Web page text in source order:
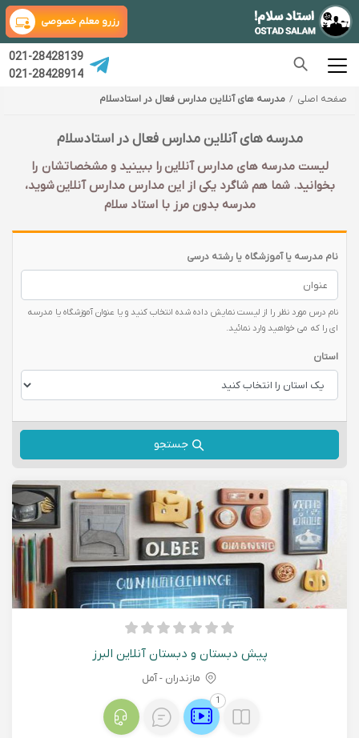
رزرو معلم خصوصی
021-28428139
021-28428914
صفحه اصلی مدرسه های آنلاین مدارس فعال در استادسلام
مدرسه های آنلاین مدارس فعال در استادسلام
لیست مدرسه های مدارس آنلاین را ببینید و مشخصاتشان را
بخوانید. شما هم شاگرد یکی از این مدارس مدارس آنلاین شوید،
مدرسه بدون مرز با استاد سلام
نام مدرسه یا آموزشگاه یا رشته درسی
نام درس مورد نظر را از لیست نمایش داده شده انتخاب کنید و یا عنوان آموزشگاه یا مدرسه
ای را که می خواهید وارد نمائید.
استان
جستجو
پیش دبستان و دبستان آنلاین البرز
مازندران - آمل
1